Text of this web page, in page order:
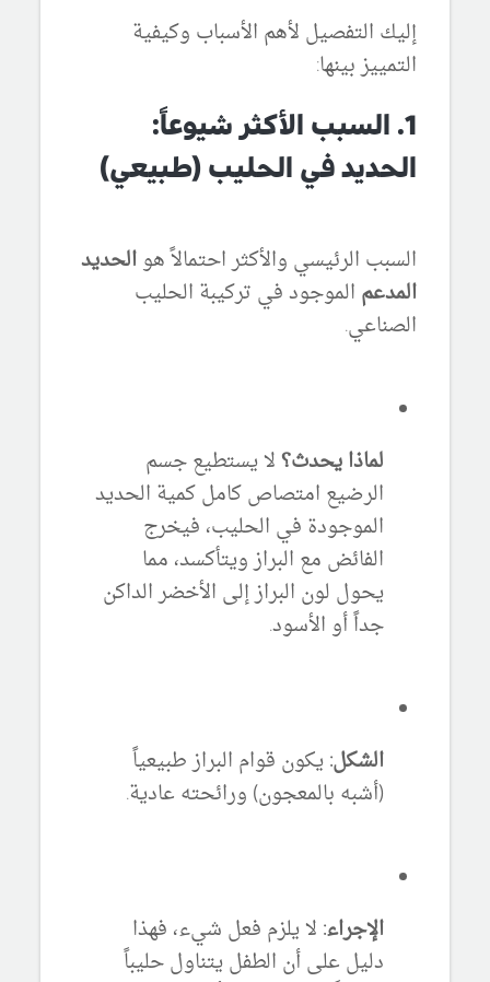
إليك التفصيل لأهم الأسباب وكيفية
التمييز بينها:
1. السبب الأكثر شيوعاً:
الحديد في الحليب (طبيعي)
السبب الرئيسي والأكثر احتمالاً هوالحديد
المدعم الموجود في تركيبة الحليب
الصناعي.
لماذا يحدث؟لا يستطيع جسم
الرضيع امتصاص كامل كمية الحديد
الموجودة في الحليب، فيخرج
الفائض مع البراز ويتأكسد، مما
يحول لون البراز إلى الأخضر الداكن
جداً أو الأسود.
الشكل:يكون قوام البراز طبيعياً
(أشبه بالمعجون) ورائحته عادية.
الإجراء: لا يلزم فعل شيء، فهذا
دليل على أن الطفل يتناول حليباً